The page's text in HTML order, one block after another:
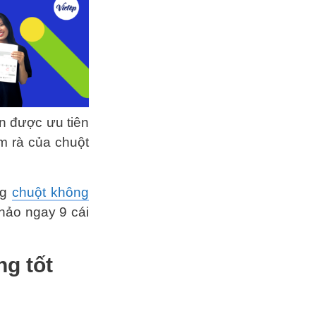
được ưu tiên
rà của chuột
chuột không
ngay 9 cái
tốt